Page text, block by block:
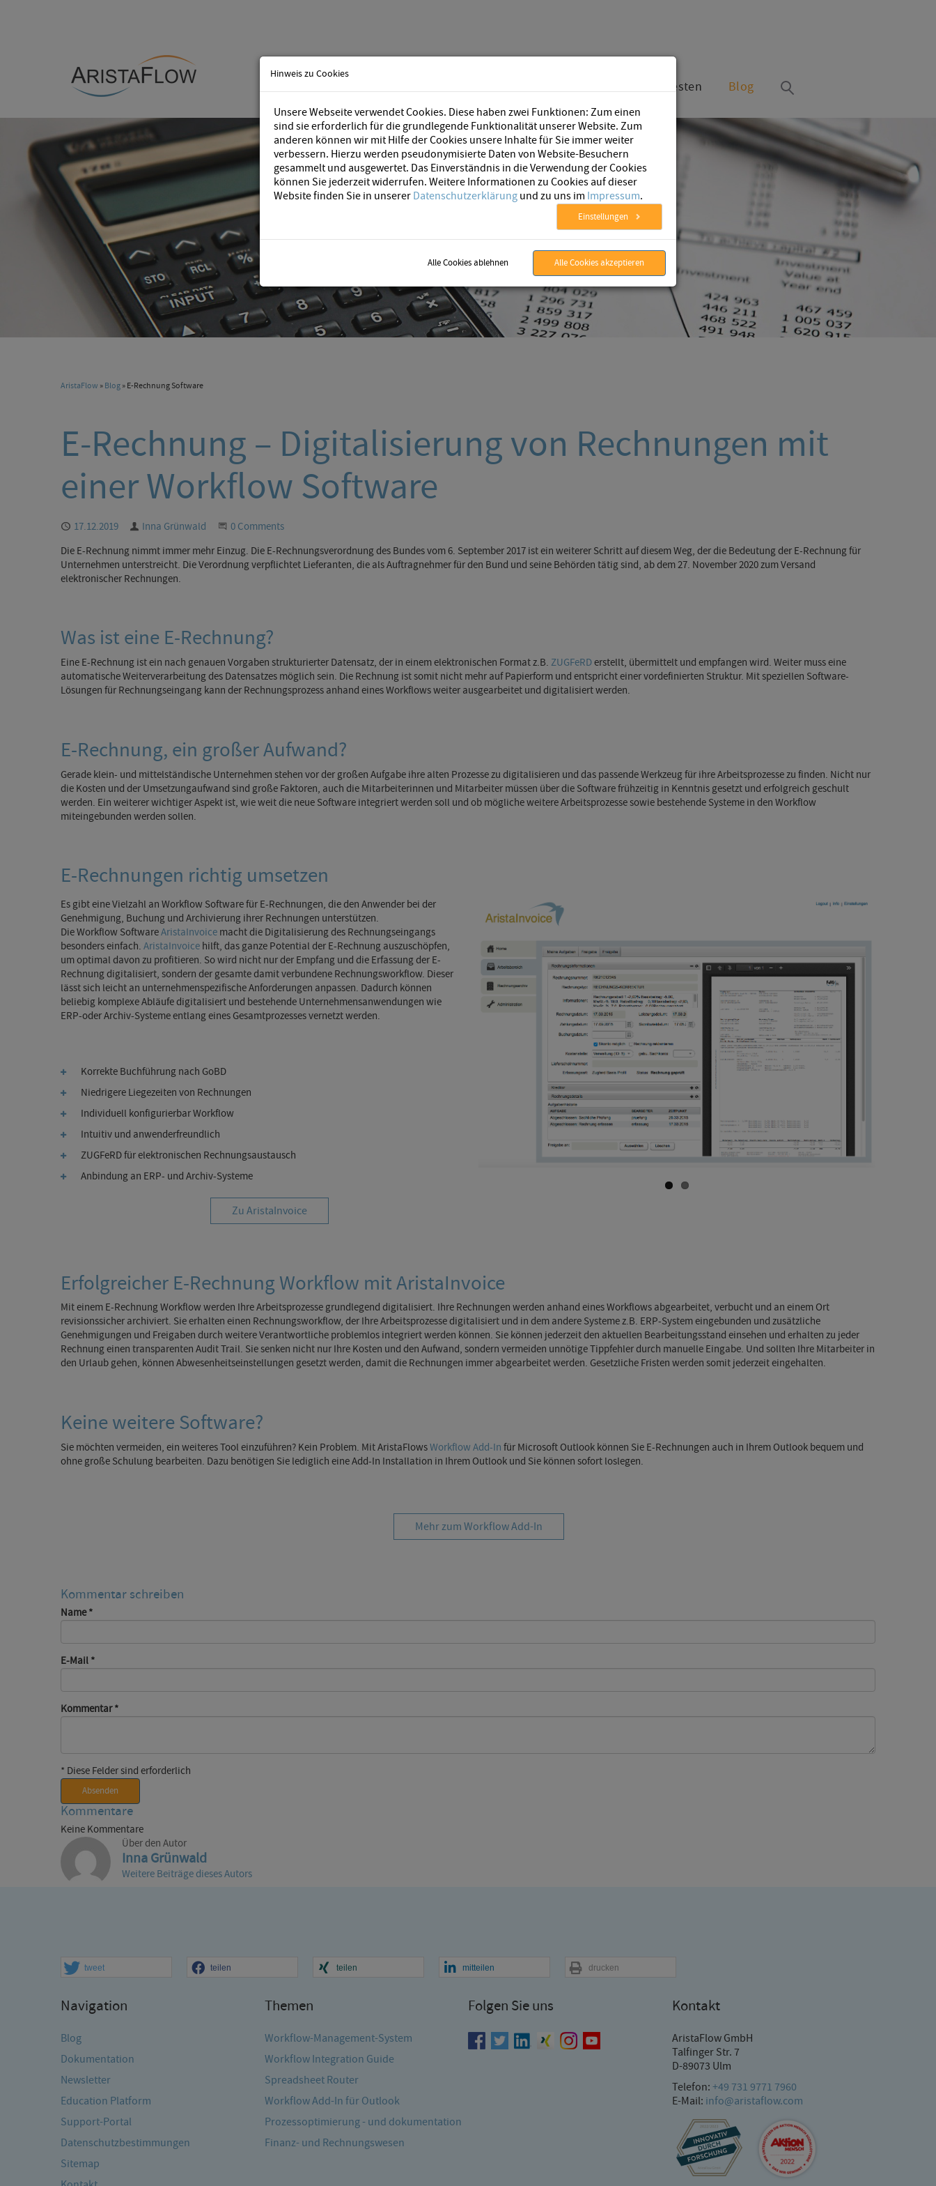
BPM Software Unternehmen Jetzt testen Blog
AristaFlow »Blog» E-Rechnung Software
E-Rechnung – Digitalisierung von Rechnungen mit
einer Workflow Software
Published
17.12.2019 Author
Inna Grünwald Start the Conversation
0 Comments
Die E-Rechnung nimmt immer mehr Einzug. Die E-Rechnungsverordnung des Bundes vom 6. September 2017 ist ein weiterer Schritt auf diesem Weg, der die Bedeutung der E-Rechnung für
Unternehmen unterstreicht. Die Verordnung verpflichtet Lieferanten, die als Auftragnehmer für den Bund und seine Behörden tätig sind, ab dem 27. November 2020 zum Versand
elektronischer Rechnungen.
Was ist eine E-Rechnung?
Eine E-Rechnung ist ein nach genauen Vorgaben strukturierter Datensatz, der in einem elektronischen Format z.B. ZUGFeRDerstellt, übermittelt und empfangen wird. Weiter muss eine
automatische Weiterverarbeitung des Datensatzes möglich sein. Die Rechnung ist somit nicht mehr auf Papierform und entspricht einer vordefinierten Struktur. Mit speziellen Software-
Lösungen für Rechnungseingang kann der Rechnungsprozess anhand eines Workflows weiter ausgearbeitet und digitalisiert werden.
E-Rechnung, ein großer Aufwand?
Gerade klein- und mittelständische Unternehmen stehen vor der großen Aufgabe ihre alten Prozesse zu digitalisieren und das passende Werkzeug für ihre Arbeitsprozesse zu finden. Nicht nur
die Kosten und der Umsetzungaufwand sind große Faktoren, auch die Mitarbeiterinnen und Mitarbeiter müssen über die Software frühzeitig in Kenntnis gesetzt und erfolgreich geschult
werden. Ein weiterer wichtiger Aspekt ist, wie weit die neue Software integriert werden soll und ob mögliche weitere Arbeitsprozesse sowie bestehende Systeme in den Workflow
miteingebunden werden sollen.
E-Rechnungen richtig umsetzen
Es gibt eine Vielzahl an Workflow Software für E-Rechnungen, die den Anwender bei der
Genehmigung, Buchung und Archivierung ihrer Rechnungen unterstützen.
Die Workflow SoftwareAristaInvoice macht die Digitalisierung des Rechnungseingangs
besonders einfach. AristaInvoice hilft, das ganze Potential der E-Rechnung auszuschöpfen,
um optimal davon zu profitieren. So wird nicht nur der Empfang und die Erfassung der E-
Rechnung digitalisiert, sondern der gesamte damit verbundene Rechnungsworkflow. Dieser
lässt sich leicht an unternehmenspezifische Anforderungen anpassen. Dadurch können
beliebig komplexe Abläufe digitalisiert und bestehende Unternehmensanwendungen wie
ERP-oder Archiv-Systeme entlang eines Gesamtprozesses vernetzt werden.
Korrekte Buchführung nach GoBD
Niedrigere Liegezeiten von Rechnungen
Individuell konfigurierbar Workflow
Intuitiv und anwenderfreundlich
ZUGFeRD für elektronischen Rechnungsaustausch
Anbindung an ERP- und Archiv-Systeme
Zu AristaInvoice
Erfolgreicher E-Rechnung Workflow mit AristaInvoice
Mit einem E-Rechnung Workflow werden Ihre Arbeitsprozesse grundlegend digitalisiert. Ihre Rechnungen werden anhand eines Workflows abgearbeitet, verbucht und an einem Ort
revisionssicher archiviert. Sie erhalten einen Rechnungsworkflow, der Ihre Arbeitsprozesse digitalisiert und in dem andere Systeme z.B. ERP-System eingebunden und zusätzliche
Genehmigungen und Freigaben durch weitere Verantwortliche problemlos integriert werden können. Sie können jederzeit den aktuellen Bearbeitungsstand einsehen und erhalten zu jeder
Rechnung einen transparenten Audit Trail. Sie senken nicht nur Ihre Kosten und den Aufwand, sondern vermeiden unnötige Tippfehler durch manuelle Eingabe. Und sollten Ihre Mitarbeiter in
den Urlaub gehen, können Abwesenheitseinstellungen gesetzt werden, damit die Rechnungen immer abgearbeitet werden. Gesetzliche Fristen werden somit jederzeit eingehalten.
Keine weitere Software?
Sie möchten vermeiden, ein weiteres Tool einzuführen? Kein Problem. Mit AristaFlowsWorkflow Add-In für Microsoft Outlook können Sie E-Rechnungen auch in Ihrem Outlook bequem und
ohne große Schulung bearbeiten. Dazu benötigen Sie lediglich eine Add-In Installation in Ihrem Outlook und Sie können sofort loslegen.
Mehr zum Workflow Add-In
Kommentar schreiben
Name*
E-Mail *
Kommentar*
* Diese Felder sind erforderlich
Absenden
Kommentare
Keine Kommentare
Über den Autor
Inna Grünwald
Weitere Beiträge dieses Autors
tweet teilen teilen mitteilen drucken
Navigation
Blog
Dokumentation
Newsletter
Education Platform
Support-Portal
Datenschutzbestimmungen
Sitemap
Themen
Workflow-Management-System
Workflow Integration Guide
Spreadsheet Router
Workflow Add-In für Outlook
Prozessoptimierung - und dokumentation
Finanz- und Rechnungswesen
Folgen Sie uns Kontakt
AristaFlow GmbH
Talfinger Str. 7
D-89073 Ulm
Telefon:+49 731 9771 7960
E-Mail: info@aristaflow.com
Hinweis zu Cookies
Unsere Webseite verwendet Cookies. Diese haben zwei Funktionen: Zum einen
sind sie erforderlich für die grundlegende Funktionalität unserer Website. Zum
anderen können wir mit Hilfe der Cookies unsere Inhalte für Sie immer weiter
verbessern. Hierzu werden pseudonymisierte Daten von Website-Besuchern
gesammelt und ausgewertet. Das Einverständnis in die Verwendung der Cookies
können Sie jederzeit widerrufen. Weitere Informationen zu Cookies auf dieser
Website finden Sie in unsererDatenschutzerklärungund zu uns im Impressum.
Einstellungen
Alle Cookies ablehnen Alle Cookies akzeptieren